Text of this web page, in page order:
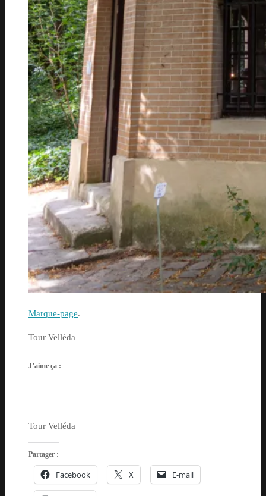
Marque-page.
Tour Velléda
J’aime ça :
Tour Velléda
Partager :
Facebook X E-mail